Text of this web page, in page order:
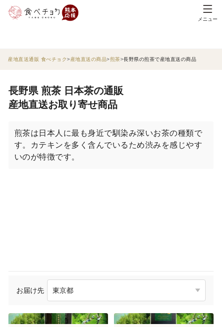
メニュー
産地直送通販 食べチョク 産地直送の商品 煎茶 長野県の煎茶で産地直送の商品
長野県 煎茶 日本茶の通販
産地直送お取り寄せ商品
煎茶は日本人に最も身近で馴染み深いお茶の種類で
す。カテキンを多く含んでいるため渋みを感じやす
いのが特徴です。
お届け先